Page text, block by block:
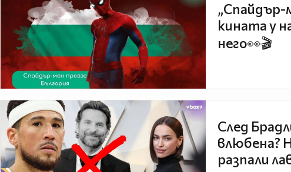
„Спайдър-
кината у
него👀🎬
След
влюбена?
разпали